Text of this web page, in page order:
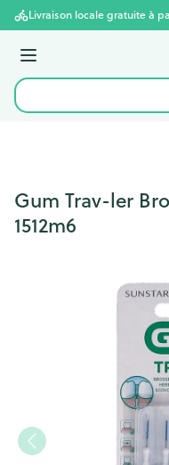
Aller au contenu
Livraison locale gratuite à
Menu
Rechercher
Gum Trav-ler
1512m6